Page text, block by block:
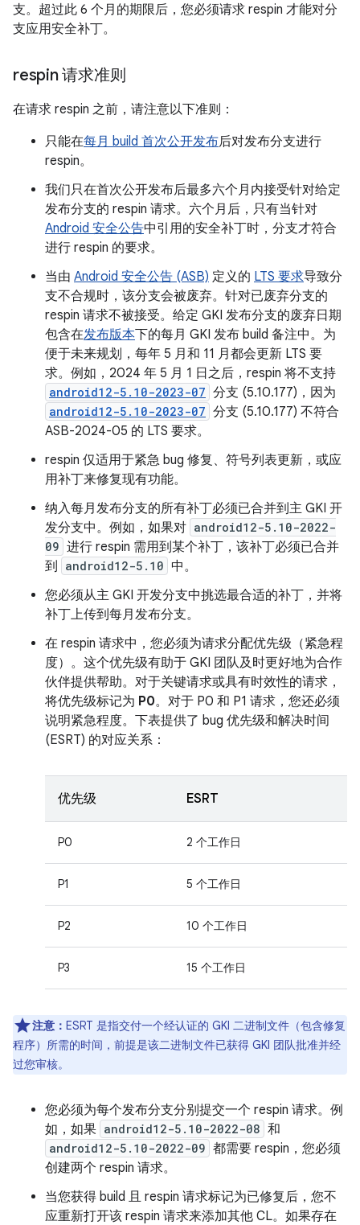
支。超过此 6 个月的期限后，您必须请求 respin 才能对分
支应用安全补丁。
respin 请求准则
在请求 respin 之前，请注意以下准则：
只能在每月 build 首次公开发布后对发布分支进行
respin。
我们只在首次公开发布后最多六个月内接受针对给定
发布分支的 respin 请求。六个月后，只有当针对
Android 安全公告中引用的安全补丁时，分支才符合
进行 respin 的要求。
当由 Android 安全公告 (ASB) 定义的 LTS 要求导致分
支不合规时，该分支会被废弃。针对已废弃分支的
respin 请求不被接受。给定 GKI 发布分支的废弃日期
包含在发布版本下的每月 GKI 发布 build 备注中。为
便于未来规划，每年 5 月和 11 月都会更新 LTS 要
求。例如，2024 年 5 月 1 日之后，respin 将不支持
android12-5.10-2023-07 分支 (5.10.177)，因为
android12-5.10-2023-07 分支 (5.10.177) 不符合
ASB-2024-05 的 LTS 要求。
respin 仅适用于紧急 bug 修复、符号列表更新，或应
用补丁来修复现有功能。
纳入每月发布分支的所有补丁必须已合并到主 GKI 开
发分支中。例如，如果对 android12-5.10-2022-
09 进行 respin 需用到某个补丁，该补丁必须已合并
到
android12-5.10 中。
您必须从主 GKI 开发分支中挑选最合适的补丁，并将
补丁上传到每月发布分支。
在 respin 请求中，您必须为请求分配优先级（紧急程
度）。这个优先级有助于 GKI 团队及时更好地为合作
伙伴提供帮助。对于关键请求或具有时效性的请求，
将优先级标记为 P0。对于 P0 和 P1 请求，您还必须
说明紧急程度。下表提供了 bug 优先级和解决时间
(ESRT) 的对应关系：
优先级 ESRT
P0 2 个工作日
P1 5 个工作日
P2 10 个工作日
P3 15 个工作日
注意： ESRT 是指交付一个经认证的 GKI 二进制文件（包含修复
程序）所需的时间，前提是该二进制文件已获得 GKI 团队批准并经
过您审核。
您必须为每个发布分支分别提交一个 respin 请求。例
如，如果 android12-5.10-2022-08 和
android12-5.10-2022-09 都需要 respin，您必须
创建两个 respin 请求。
当您获得 build 且 respin 请求标记为已修复后，您不
应重新打开该 respin 请求来添加其他 CL。如果存在